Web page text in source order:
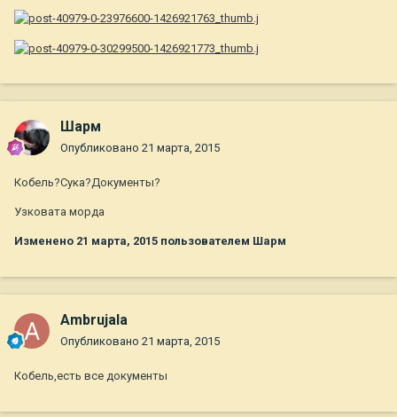
Шарм
Опубликовано 21 марта, 2015
Кобель?Сука?Документы?
Узковата морда
Изменено 21 марта, 2015 пользователем Шарм
Ambrujala
Опубликовано 21 марта, 2015
Кобель,есть все документы